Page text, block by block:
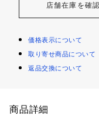
店舗在庫を確認
価格表示について
取り寄せ商品について
返品交換について
商品詳細